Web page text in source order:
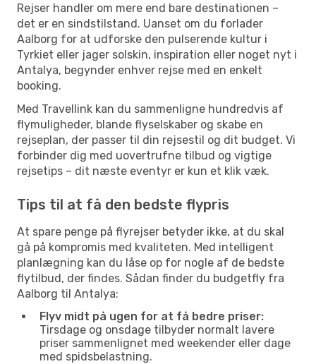
Rejser handler om mere end bare destinationen –
det er en sindstilstand. Uanset om du forlader
Aalborg for at udforske den pulserende kultur i
Tyrkiet eller jager solskin, inspiration eller noget nyt i
Antalya, begynder enhver rejse med en enkelt
booking.
Med Travellink kan du sammenligne hundredvis af
flymuligheder, blande flyselskaber og skabe en
rejseplan, der passer til din rejsestil og dit budget. Vi
forbinder dig med uovertrufne tilbud og vigtige
rejsetips – dit næste eventyr er kun et klik væk.
Tips til at få den bedste flypris
At spare penge på flyrejser betyder ikke, at du skal
gå på kompromis med kvaliteten. Med intelligent
planlægning kan du låse op for nogle af de bedste
flytilbud, der findes. Sådan finder du budgetfly fra
Aalborg til Antalya:
Flyv midt på ugen for at få bedre priser:
Tirsdage og onsdage tilbyder normalt lavere
priser sammenlignet med weekender eller dage
med spidsbelastning.